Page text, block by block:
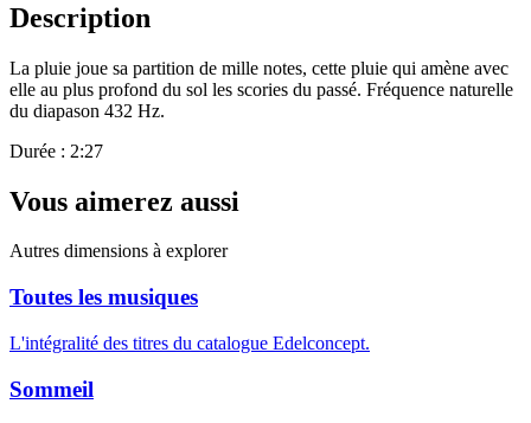
Description
La pluie joue sa partition de mille notes, cette pluie qui amène avec
elle au plus profond du sol les scories du passé. Fréquence naturelle
du diapason 432 Hz.
Durée : 2:27
Vous aimerez aussi
Autres dimensions à explorer
Toutes les musiques
L'intégralité des titres du catalogue Edelconcept.
Sommeil